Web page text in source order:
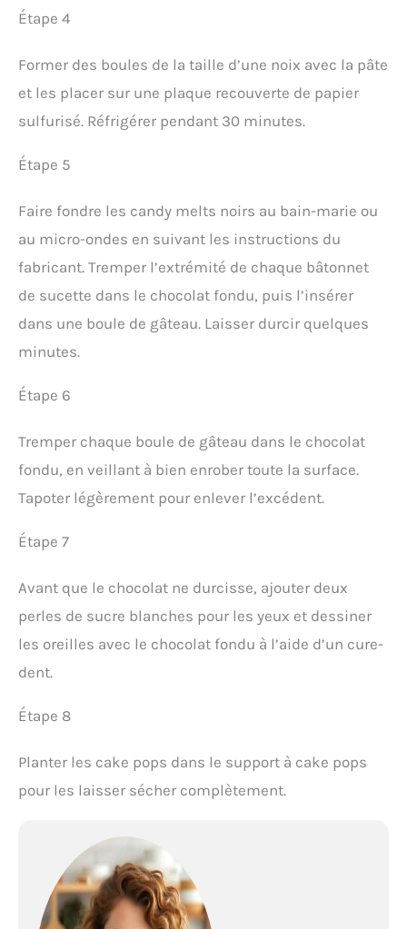
Étape 4
Former des boules de la taille d’une noix avec la pâte
et les placer sur une plaque recouverte de papier
sulfurisé. Réfrigérer pendant 30 minutes.
Étape 5
Faire fondre les candy melts noirs au bain-marie ou
au micro-ondes en suivant les instructions du
fabricant. Tremper l’extrémité de chaque bâtonnet
de sucette dans le chocolat fondu, puis l’insérer
dans une boule de gâteau. Laisser durcir quelques
minutes.
Étape 6
Tremper chaque boule de gâteau dans le chocolat
fondu, en veillant à bien enrober toute la surface.
Tapoter légèrement pour enlever l’excédent.
Étape 7
Avant que le chocolat ne durcisse, ajouter deux
perles de sucre blanches pour les yeux et dessiner
les oreilles avec le chocolat fondu à l’aide d’un cure-
dent.
Étape 8
Planter les cake pops dans le support à cake pops
pour les laisser sécher complètement.